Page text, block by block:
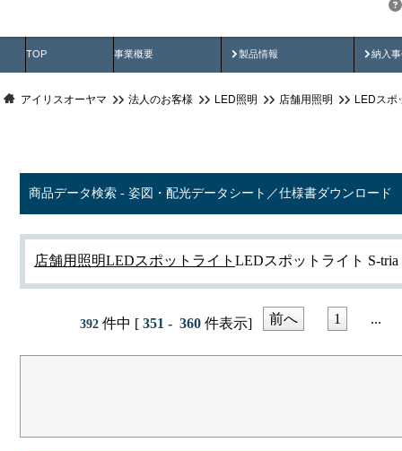
TOP 事業概要 製品情報
製品動画 納入
納
アイリスオーヤマ 法人のお客様 LED照明 店舗用照明 LEDスポ
商品データ検索 - 姿図・配光データシート／仕様書ダウンロード
店舗用照明LEDスポットライト LEDスポットライト S-tria
392 件中 [ 351 - 360 件表示] 前へ 1 ...